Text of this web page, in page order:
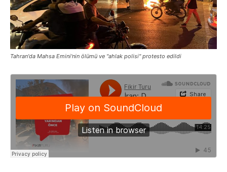
Tahran'da Mahsa Emini'nin ölümü ve "ahlak polisi" protesto edildi